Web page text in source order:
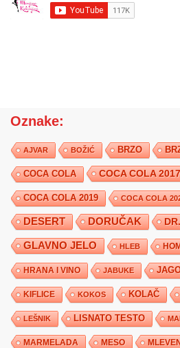
Oznake:
AJVAR BOŽIĆ BRZO
COCA COLA COCA COLA 2017
COCA COLA 2019 COCA COLA
DESERT DORUČAK
GLAVNO JELO HLEB
HRANA I VINO JABUKE
KIFLICE KOKOS KOLAČ
LEŠNIK LISNATO TESTO
MARMELADA MESO